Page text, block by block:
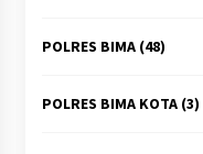
POLRES BIMA(48)
POLRES BIMA KOTA(3)